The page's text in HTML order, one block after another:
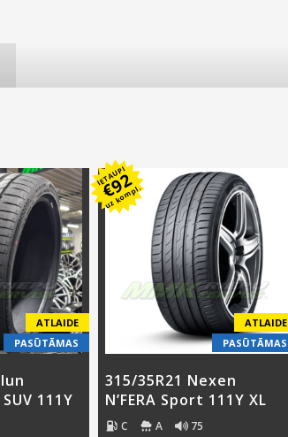
ATLAIDE
PASŪTĀMAS
111Y
IETAUPI
€92
uz kompl.
ATLAIDE
PASŪTĀMAS
315/35R21 Nexen
N’FERA Sport 111Y XL
C A 75